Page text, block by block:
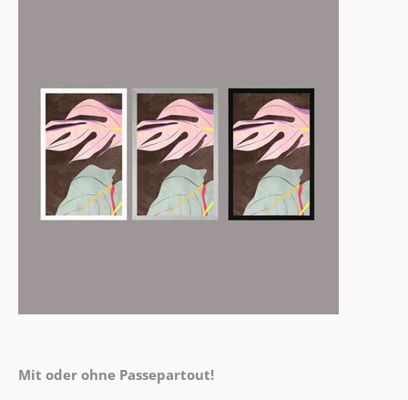
Mit oder ohne Passepartout!